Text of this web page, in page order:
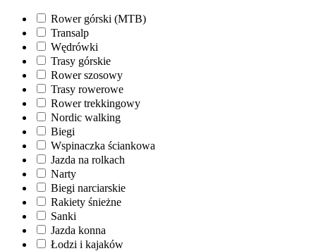
Rower górski (MTB)
Transalp
Wędrówki
Trasy górskie
Rower szosowy
Trasy rowerowe
Rower trekkingowy
Nordic walking
Biegi
Wspinaczka ściankowa
Jazda na rolkach
Narty
Biegi narciarskie
Rakiety śnieżne
Sanki
Jazda konna
Łodzi i kajaków